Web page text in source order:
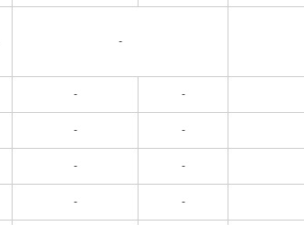
-
- -
- -
- -
- -